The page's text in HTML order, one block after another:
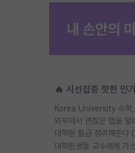
🔥 시선집중 핫한 인
외부에서 괜찮은 랩을 알
대학원 월급 정리해준다